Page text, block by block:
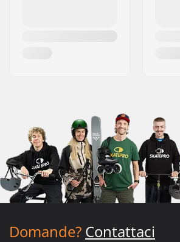
Domande? Contattaci